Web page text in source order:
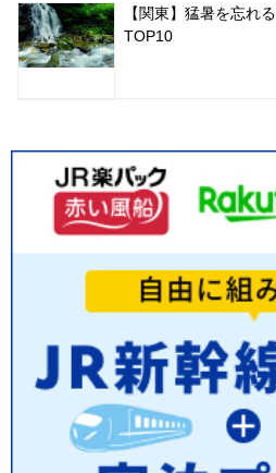
【関東】猛暑を忘れ
TOP10